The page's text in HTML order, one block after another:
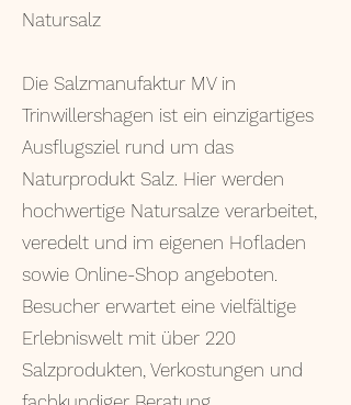
Natursalz
Die Salzmanufaktur MV in
Trinwillershagen ist ein einzigartiges
Ausflugsziel rund um das
Naturprodukt Salz. Hier werden
hochwertige Natursalze verarbeitet,
veredelt und im eigenen Hofladen
sowie Online-Shop angeboten.
Besucher erwartet eine vielfältige
Erlebniswelt mit über 220
Salzprodukten, Verkostungen und